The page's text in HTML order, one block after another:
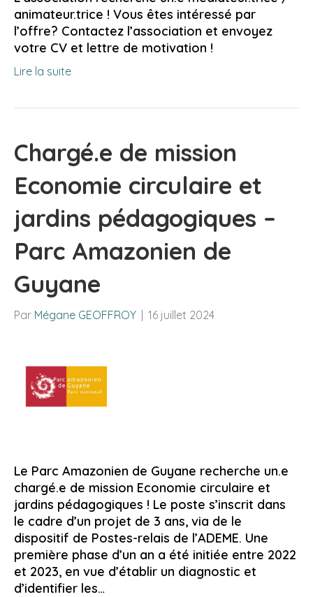
animateur.trice ! Vous êtes intéressé par
l’offre? Contactez l’association et envoyez
votre CV et lettre de motivation !
Lire la suite
Chargé.e de mission
Economie circulaire et
jardins pédagogiques –
Parc Amazonien de
Guyane
Par Mégane GEOFFROY 16 juillet 2024
Le Parc Amazonien de Guyane recherche un.e
chargé.e de mission Economie circulaire et
jardins pédagogiques ! Le poste s’inscrit dans
le cadre d’un projet de 3 ans, via de le
dispositif de Postes-relais de l’ADEME. Une
première phase d’un an a été initiée entre 2022
et 2023, en vue d’établir un diagnostic et
d’identifier les…